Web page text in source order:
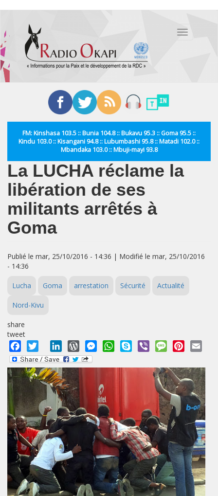
contenu
principal
Toggle
FM: Kinshasa 103.5 :: Bunia 104.8 :: Bukavu 95.3 :: Goma 95.5 ::
Kindu 103.0 :: Kisangani 94.8 :: Lubumbashi 95.8 :: Matadi 102.0 ::
Mbandaka 103.0 :: Mbuji-mayi 93.8
La LUCHA réclame la
libération de ses
militants arrêtés à
Goma
Publié le mar, 25/10/2016 - 14:36 | Modifié le mar, 25/10/2016
- 14:36
Lucha Goma arrestation Sécurité Actualité
Nord-Kivu
share
tweet
Facebook
Twitter LinkedInWordPressMessengerWhatsApp
Skype Viber MessagePinterest